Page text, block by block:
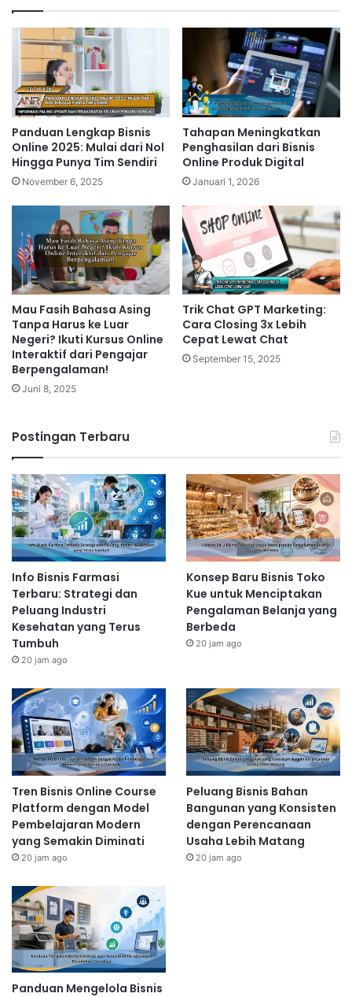
Panduan Lengkap Bisnis
Online 2025: Mulai dari Nol
Hingga Punya Tim Sendiri
November 6, 2025
Tahapan Meningkatkan
Penghasilan dari Bisnis
Online Produk Digital
Januari 1, 2026
Mau Fasih Bahasa Asing
Tanpa Harus ke Luar
Negeri? Ikuti Kursus Online
Interaktif dari Pengajar
Berpengalaman!
Juni 8, 2025
Trik Chat GPT Marketing:
Cara Closing 3x Lebih
Cepat Lewat Chat
September 15, 2025
Postingan Terbaru
Info Bisnis Farmasi
Terbaru: Strategi dan
Peluang Industri
Kesehatan yang Terus
Tumbuh
20 jam ago
Konsep Baru Bisnis Toko
Kue untuk Menciptakan
Pengalaman Belanja yang
Berbeda
20 jam ago
Tren Bisnis Online Course
Platform dengan Model
Pembelajaran Modern
yang Semakin Diminati
20 jam ago
Peluang Bisnis Bahan
Bangunan yang Konsisten
dengan Perencanaan
Usaha Lebih Matang
20 jam ago
Panduan Mengelola Bisnis